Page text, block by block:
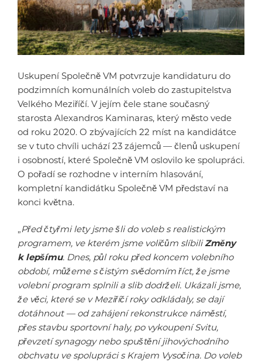
Uskupení Společně VM potvrzuje kandidaturu do
podzimních komunálních voleb do zastupitelstva
Velkého Meziříčí. V jejím čele stane současný
starosta Alexandros Kaminaras, který město vede
od roku 2020. O zbývajících 22 míst na kandidátce
se v tuto chvíli uchází 23 zájemců — členů uskupení
i osobností, které Společně VM oslovilo ke spolupráci.
O pořadí se rozhodne v interním hlasování,
kompletní kandidátku Společně VM představí na
konci května.
„Před čtyřmi lety jsme šli do voleb s realistickým
programem, ve kterém jsme voličům slíbiliZměny
k lepšímu. Dnes, půl roku před koncem volebního
období, můžeme s čistým svědomím říct, že jsme
volební program splnili a slib dodrželi. Ukázali jsme,
že věci, které se v Meziříčí roky odkládaly, se dají
dotáhnout — od zahájení rekonstrukce náměstí,
přes stavbu sportovní haly, po vykoupení Svitu,
převzetí synagogy nebo spuštění jihovýchodního
obchvatu ve spolupráci s Krajem Vysočina. Do voleb